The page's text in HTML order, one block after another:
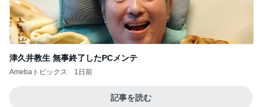
津久井教生 無事終了したPCメンテ
Amebaトピックス 1日前
記事を読む